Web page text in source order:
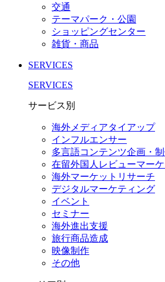
交通
テーマパーク・公園
ショッピングセンター
雑貨・商品
SERVICES
SERVICES
サービス別
海外メディアタイアップ
インフルエンサー
多言語コンテンツ企画・
在留外国⼈レビューマー
海外マーケットリサーチ
デジタルマーケティング
イベント
セミナー
海外進出支援
旅行商品造成
映像制作
その他